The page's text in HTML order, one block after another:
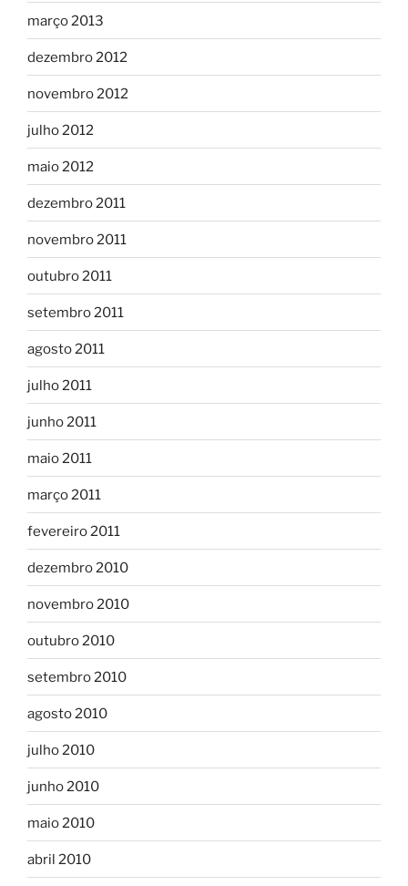
março 2013
dezembro 2012
novembro 2012
julho 2012
maio 2012
dezembro 2011
novembro 2011
outubro 2011
setembro 2011
agosto 2011
julho 2011
junho 2011
maio 2011
março 2011
fevereiro 2011
dezembro 2010
novembro 2010
outubro 2010
setembro 2010
agosto 2010
julho 2010
junho 2010
maio 2010
abril 2010